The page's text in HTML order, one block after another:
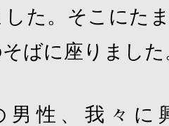
た。そこにた
ばに座りました
男性、我々に